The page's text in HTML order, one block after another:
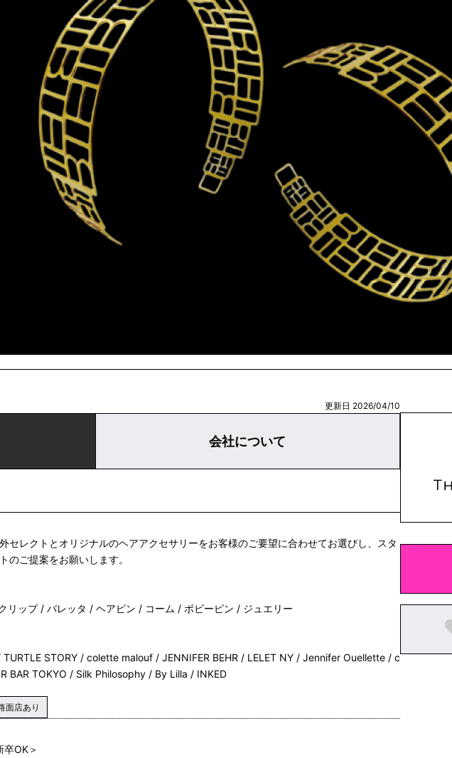
更新日 2026/04/10
会社について
セレクトとオリジナルのヘアアクセサリーをお客様のご要望に合わせてお選びし、スタ
のご提案をお願いします。
リップ / バレッタ / ヘアピン / コーム / ボビーピン / ジュエリー
TURTLE STORY / colette malouf / JENNIFER BEHR / LELET NY / Jennifer Ouellette / c
BAR TOKYO / Silk Philosophy / By Lilla / INKED
面店あり
卒OK＞